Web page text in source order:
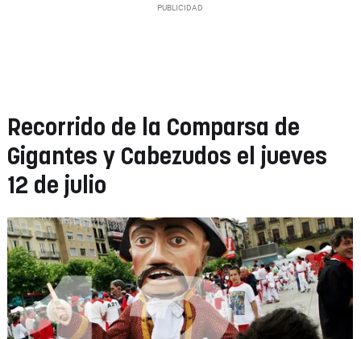
Recorrido de la Comparsa de
Gigantes y Cabezudos el jueves
12 de julio